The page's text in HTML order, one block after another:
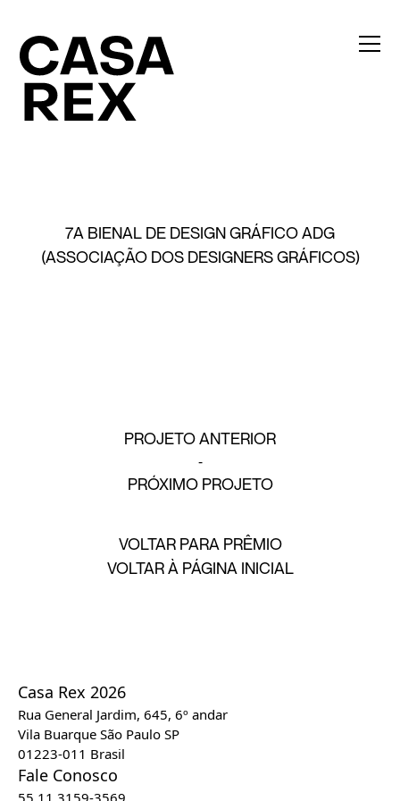
7A BIENAL DE DESIGN GRÁFICO ADG
(ASSOCIAÇÃO DOS DESIGNERS GRÁFICOS)
PROJETO ANTERIOR
PRÓXIMO PROJETO
VOLTAR PARA PRÊMIO
VOLTAR À PÁGINA INICIAL
Casa Rex 2026
Rua General Jardim, 645, 6º andar
Vila Buarque São Paulo SP
01223-011 Brasil
Fale Conosco